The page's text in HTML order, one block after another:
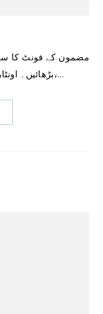
مضمون کے فونٹ کا سائز کم کریں۔ مضمون کے فونٹ کا سائز
بڑھائیں۔ اونٹاریو ہائی اسکول وزارت تعلیم کے مطابق،…